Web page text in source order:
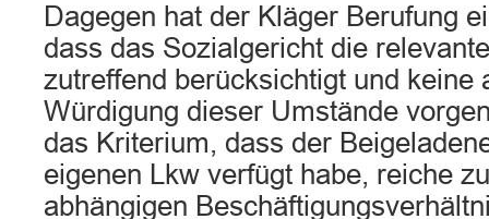
Dagegen hat der Kläger Berufung
dass das Sozialgericht die
zutreffend berücksichtigt und keine
Würdigung dieser Umstände
das Kriterium, dass der
eigenen Lkw verfügt habe, reiche
abhängigen